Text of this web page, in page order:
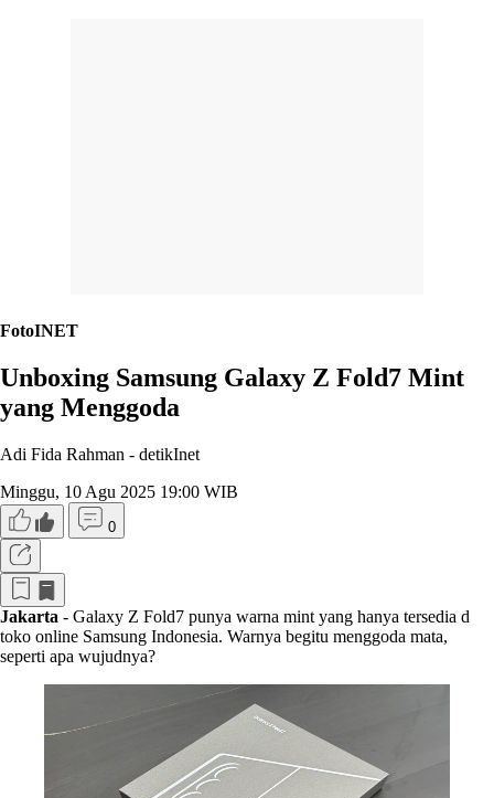
FotoINET
Unboxing Samsung Galaxy Z Fold7 Mint
yang Menggoda
Adi Fida Rahman - detikInet
Minggu, 10 Agu 2025 19:00 WIB
0
Jakarta - Galaxy Z Fold7 punya warna mint yang hanya tersedia d
toko online Samsung Indonesia. Warnya begitu menggoda mata,
seperti apa wujudnya?